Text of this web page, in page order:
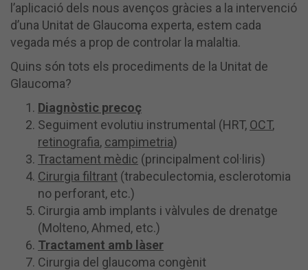
l’aplicació dels nous avenços gràcies a la intervenció
d’una Unitat de Glaucoma experta, estem cada
vegada més a prop de controlar la malaltia.
Quins són tots els procediments de la Unitat de
Glaucoma?
Diagnòstic precoç
Seguiment evolutiu instrumental (HRT, OCT,
retinografia, campimetria)
Tractament mèdic (principalment col·liris)
Cirurgia filtrant (trabeculectomia, esclerotomia
no perforant, etc.)
Cirurgia amb implants i vàlvules de drenatge
(Molteno, Ahmed, etc.)
Tractament amb làser
Cirurgia del glaucoma congènit